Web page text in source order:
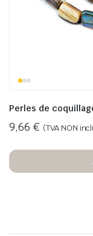
Perles de
9,66 € (TVA NON